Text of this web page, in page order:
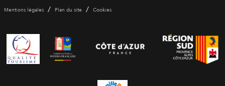
Mentions légales / Plan du site / Cookies